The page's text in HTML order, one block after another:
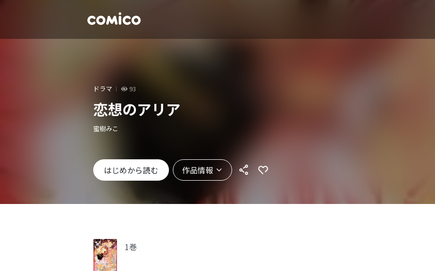
ドラマ 93
恋想のアリア
蜜樹みこ
はじめから読む 作品情報
1巻